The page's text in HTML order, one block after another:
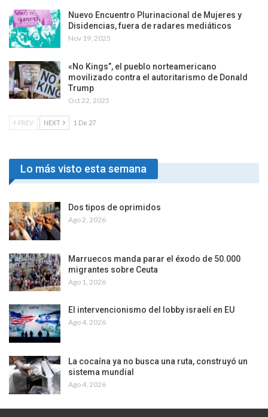
Nuevo Encuentro Plurinacional de Mujeres y
Disidencias, fuera de radares mediáticos
Nov 19, 2025
«No Kings”, el pueblo norteamericano
movilizado contra el autoritarismo de Donald
Trump
Oct 22, 2025
PREV NEXT 1 De 27
Lo más visto esta semana
Dos tipos de oprimidos
Ago 2, 2026
Marruecos manda parar el éxodo de 50.000
migrantes sobre Ceuta
Ago 1, 2026
El intervencionismo del lobby israelí en EU
Ago 4, 2026
La cocaína ya no busca una ruta, construyó un
sistema mundial
Ago 4, 2026